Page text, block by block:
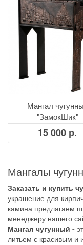
Мангал
"ЗамокШик"
15 000 р.
Мангалы
Заказать и купить
украшение для
камина предлагаем
менеджеру нашего
Мангал чугунный -
литьем с красивым